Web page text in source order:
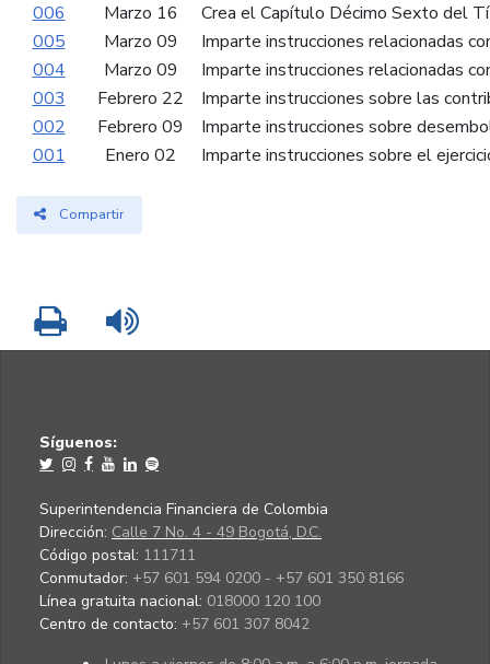
006
Marzo 16
Crea el Capítulo Décimo Sexto del
005
Marzo 09
Imparte instrucciones relacionadas
004
Marzo 09
Imparte instrucciones relacionadas
003
Febrero 22
Imparte instrucciones sobre las
002
Febrero 09
Imparte instrucciones sobre
001
Enero 02 Imparte instrucciones sobre el
Compartir
Imprimir
Síguenos:
Superintendencia Financiera de Colombia
Dirección: Calle 7 No. 4 - 49 Bogotá, D.C.
Código postal: 111711
Conmutador: +57 601 594 0200 - +57 601 350 8166
Línea gratuita nacional: 018000 120 100
Centro de contacto: +57 601 307 8042